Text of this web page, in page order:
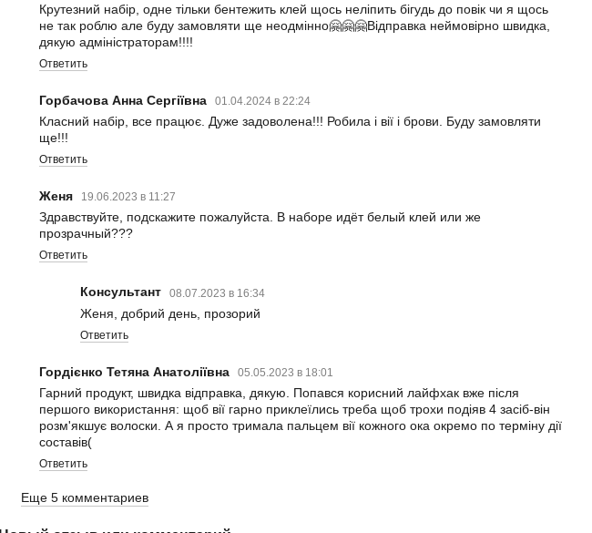
Крутезний набір, одне тільки бентежить клей щось неліпить бігудь до повік чи я щось
не так роблю але буду замовляти ще неодмінно🤗🤗🤗Відправка неймовірно швидка,
дякую адміністраторам!!!!
Ответить
Горбачова Анна Сергіївна 01.04.2024 в 22:24
Класний набір, все працює. Дуже задоволена!!! Робила і вії і брови. Буду замовляти
ще!!!
Ответить
Женя 19.06.2023 в 11:27
Здравствуйте, подскажите пожалуйста. В наборе идёт белый клей или же
прозрачный???
Ответить
Консультант 08.07.2023 в 16:34
Женя, добрий день, прозорий
Ответить
Гордієнко Тетяна Анатоліївна 05.05.2023 в 18:01
Гарний продукт, швидка відправка, дякую. Попався корисний лайфхак вже після
першого використання: щоб вії гарно приклеїлись треба щоб трохи подіяв 4 засіб-він
розм'якшує волоски. А я просто тримала пальцем вії кожного ока окремо по терміну дії
составів(
Ответить
Еще 5 комментариев